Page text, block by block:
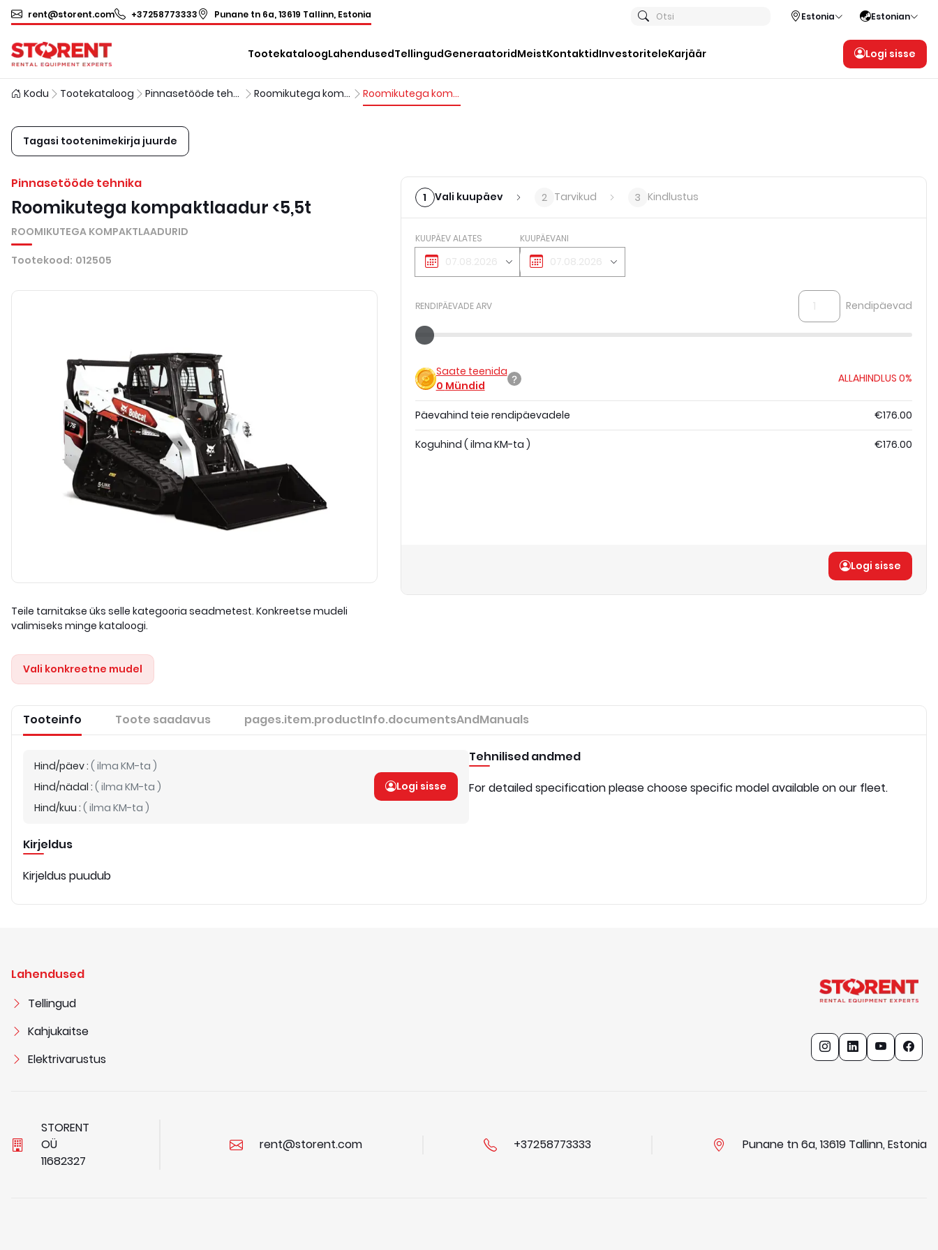
rent@storent.com +37258773333 Punane tn 6a, 13619 Tallinn, Estonia Otsi Estonia Estonian
TootekataloogLahendusedTellingudGeneraatoridMeistKontaktidInvestoriteleKarjäär Logi sisse
Kodu Tootekataloog Pinnasetööde tehnika Roomikutega kompaktlaadurid Roomikutega kompaktlaadur <5,5t
Tagasi tootenimekirja juurde
Pinnasetööde tehnika
Roomikutega kompaktlaadur <5,5t
ROOMIKUTEGA KOMPAKTLAADURID
Tootekood: 012505
Teile tarnitakse üks selle kategooria seadmetest. Konkreetse mudeli
valimiseks minge kataloogi.
Vali konkreetne mudel
1 Vali kuupäev 2 Tarvikud 3 Kindlustus
KUUPÄEV ALATES KUUPÄEVANI
RENDIPÄEVADE ARV Rendipäevad
Saate teenida
0 Mündid
ALLAHINDLUS 0%
Päevahind teie rendipäevadele €176.00
Koguhind ( ilma KM-ta ) €176.00
Logi sisse
Tooteinfo Toote saadavus pages.item.productInfo.documentsAndManuals
Hind/päev: ( ilma KM-ta )
Hind/nädal : ( ilma KM-ta )
Hind/kuu : ( ilma KM-ta )
Logi sisse
Kirjeldus
Kirjeldus puudub
Tehnilised andmed
For detailed specification please choose specific model available on our fleet.
Lahendused
Tellingud
Kahjukaitse
Elektrivarustus
STORENT
OÜ
11682327
rent@storent.com +37258773333 Punane tn 6a, 13619 Tallinn, Estonia